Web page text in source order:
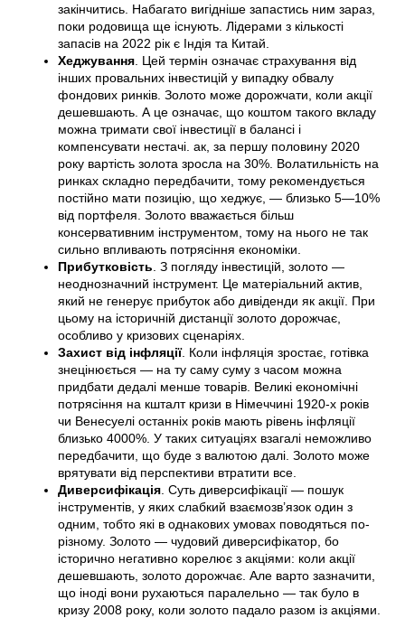
закінчитись. Набагато вигідніше запастись ним зараз,
поки родовища ще існують. Лідерами з кількості
запасів на 2022 рік є Індія та Китай.
Хеджування . Цей термін означає страхування від
інших провальних інвестицій у випадку обвалу
фондових ринків. Золото може дорожчати, коли акції
дешевшають. А це означає, що коштом такого вкладу
можна тримати свої інвестиції в балансі і
компенсувати нестачі. ак, за першу половину 2020
року вартість золота зросла на 30%. Волатильність на
ринках складно передбачити, тому рекомендується
постійно мати позицію, що хеджує, — близько 5—10%
від портфеля. Золото вважається більш
консервативним інструментом, тому на нього не так
сильно впливають потрясіння економіки.
Прибутковість . З погляду інвестицій, золото —
неоднозначний інструмент. Це матеріальний актив,
який не генерує прибуток або дивіденди як акції. При
цьому на історичній дистанції золото дорожчає,
особливо у кризових сценаріях.
Захист від інфляції. Коли інфляція зростає, готівка
знецінюється — на ту саму суму з часом можна
придбати дедалі менше товарів. Великі економічні
потрясіння на кшталт кризи в Німеччині 1920-х років
чи Венесуелі останніх років мають рівень інфляції
близько 4000%. У таких ситуаціях взагалі неможливо
передбачити, що буде з валютою далі. Золото може
врятувати від перспективи втратити все.
Диверсифікація . Суть диверсифікації — пошук
інструментів, у яких слабкий взаємозв’язок один з
одним, тобто які в однакових умовах поводяться по-
різному. Золото — чудовий диверсифікатор, бо
історично негативно корелює з акціями: коли акції
дешевшають, золото дорожчає. Але варто зазначити,
що іноді вони рухаються паралельно — так було в
кризу 2008 року, коли золото падало разом із акціями.